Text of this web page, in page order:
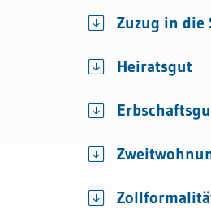
Bau & Immobilien
Zuzug in die
Heiratsgut